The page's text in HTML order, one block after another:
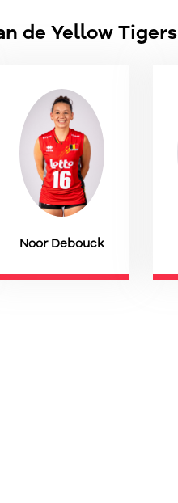
de Yellow Tigers
Noor Debouck